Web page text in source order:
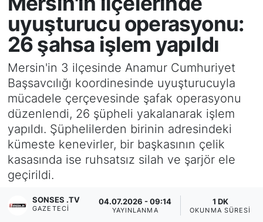
uyuşturucu operasyonu:
26 şahsa işlem yapıldı
Mersin'in 3 ilçesinde Anamur Cumhuriyet
Başsavcılığı koordinesinde uyuşturucuyla
mücadele çerçevesinde şafak operasyonu
düzenlendi, 26 şüpheli yakalanarak işlem
yapıldı. Şüphelilerden birinin adresindeki
kümeste kenevirler, bir başkasının çelik
kasasında ise ruhsatsız silah ve şarjör ele
geçirildi.
SONSES .TV
GAZETECI
04.07.2026 - 09:14
YAYINLANMA
1 DK
OKUNMA SÜRESI
GÜNÜN MANŞETİ
DÜNYA
KÜLTÜR - SANAT
MAGAZİN
SAĞLIK
Siyaset
YEREL HABER
Mersin Trafik Yoğunluk Haritası
Süper Lig Puan Durumu ve Fikstür
Tüm Manşetler
Son Dakika Haberleri
Haber Arşivi